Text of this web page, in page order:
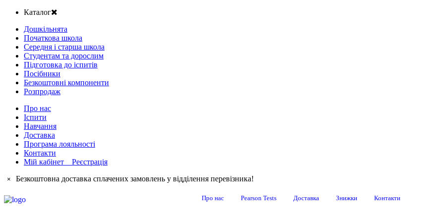
Каталог
Дошкільнята
Початкова школа
Середня і старша школа
Студентам та дорослим
Підготовка до іспитів
Посібники
Безкоштовні компоненти
Розпродаж
Про нас
Іспити
Навчання
Доставка
Програма лояльності
Контакти
Мій кабінет Реєстрація
× Безкоштовна доставка сплачених замовлень у відділення перевізника!
Про нас Pearson Tests Доставка Знижки Контакти